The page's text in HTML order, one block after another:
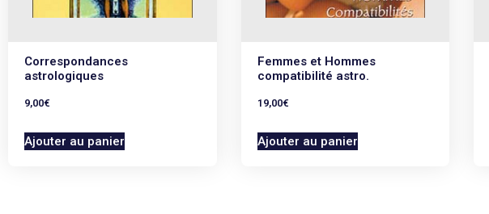
Correspondances
astrologiques
9,00€
Ajouter au panier
Femmes et Hommes
compatibilité astro.
19,00€
Ajouter au panier